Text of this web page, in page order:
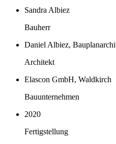
Sandra Albiez
Bauherr
Daniel Albiez,
Architekt
Elascon GmbH, Waldkirch
Bauunternehmen
2020
Fertigstellung